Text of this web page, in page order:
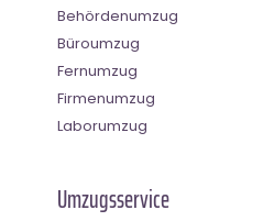
Behördenumzug
Büroumzug
Fernumzug
Firmenumzug
Laborumzug
Umzugsservice